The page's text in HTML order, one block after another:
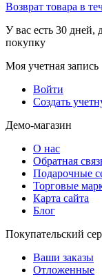
Возврат товара в
У вас есть 30 дней,
покупку
Моя учетная запись
Войти
Создать
Демо-магазин
О нас
Обратная
Подарочные
Торговые
Карта сайта
Блог
Покупательский
Ваши заказы
Отложенные